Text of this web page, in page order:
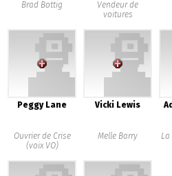
Brad Bottig
Vendeur de
voitures
Peggy Lane
Ouvrier de Crise
(voix VO)
Vicki Lewis
Melle Barry